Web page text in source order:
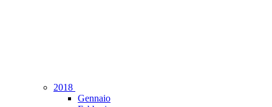
2018
Gennaio